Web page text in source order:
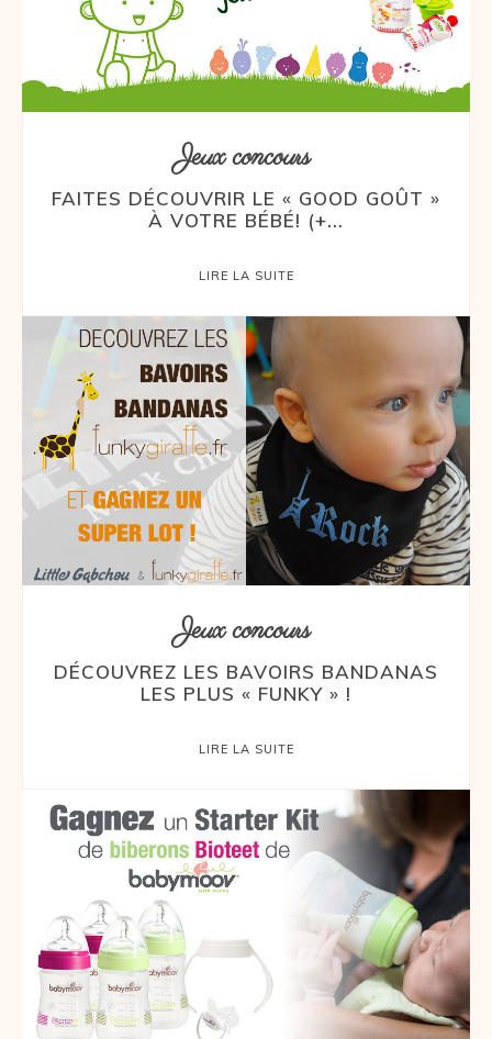
Jeux concours
FAITES DÉCOUVRIR LE « GOOD GOÛT »
À VOTRE BÉBÉ! (+...
LIRE LA SUITE
Jeux concours
DÉCOUVREZ LES BAVOIRS BANDANAS
LES PLUS « FUNKY » !
LIRE LA SUITE